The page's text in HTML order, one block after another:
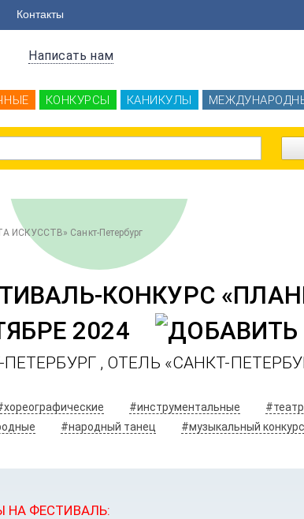
Контакты
Написать нам
КОНКУРСЫ КАНИКУЛЫ
ИСКУССТВ» Санкт-Петербург
КОНКУРС
2024
ПЕТЕРБУРГ , ОТЕЛЬ «САНКТ-
#инструментальные
#народный танец #музыкальный конкурс
НА ФЕСТИВАЛЬ: